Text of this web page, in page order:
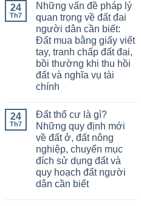
24
Th7
Những vấn đề pháp lý
quan trọng về đất đai
người dân cần biết:
Đất mua bằng giấy viết
tay, tranh chấp đất đai,
bồi thường khi thu hồi
đất và nghĩa vụ tài
chính
24
Th7
Đất thổ cư là gì?
Những quy định mới
về đất ở, đất nông
nghiệp, chuyển mục
đích sử dụng đất và
quy hoạch đất người
dân cần biết